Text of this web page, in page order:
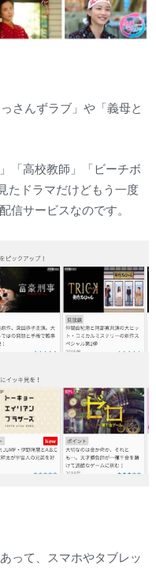
さんずラブ」や「義母と
「高校教師」「ビーチボ
たドラマだけどもう一度
信サービスなのです。
って、スマホやタブレッ